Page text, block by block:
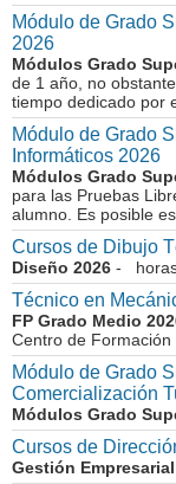
Módulo de Grado
2026
Módulos Grado
de 1 año, no
tiempo dedicado por
Módulo de Grado
Informáticos 2026
Módulos Grado
para las Pruebas
alumno. Es posible
Cursos de Dibujo
Diseño 2026 -
Técnico en
FP Grado Medio
Centro de
Módulo de Grado
Comercialización
Módulos Grado
Cursos de
Gestión